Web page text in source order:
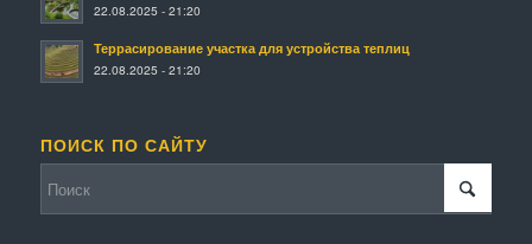
22.08.2025 - 21:20
Террасирование участка для устройства теплиц
22.08.2025 - 21:20
ПОИСК ПО САЙТУ